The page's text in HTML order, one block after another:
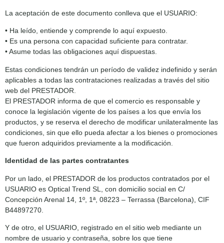
La aceptación de este documento conlleva que el USUARIO:
• Ha leído, entiende y comprende lo aquí expuesto.
• Es una persona con capacidad suficiente para contratar.
• Asume todas las obligaciones aquí dispuestas.
Estas condiciones tendrán un período de validez indefinido y serán
aplicables a todas las contrataciones realizadas a través del sitio
web del PRESTADOR.
El PRESTADOR informa de que el comercio es responsable y
conoce la legislación vigente de los países a los que envía los
productos, y se reserva el derecho de modificar unilateralmente las
condiciones, sin que ello pueda afectar a los bienes o promociones
que fueron adquiridos previamente a la modificación.
Identidad de las partes contratantes
Por un lado, el PRESTADOR de los productos contratados por el
USUARIO es Optical Trend SL, con domicilio social en C/
Concepción Arenal 14, 1º, 1ª, 08223 – Terrassa (Barcelona), CIF
B44897270.
Y de otro, el USUARIO, registrado en el sitio web mediante un
nombre de usuario y contraseña, sobre los que tiene